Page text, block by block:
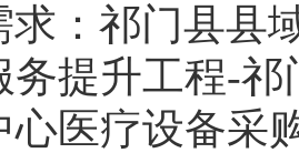
求：祁门县县
务提升工程-祁
心医疗设备采